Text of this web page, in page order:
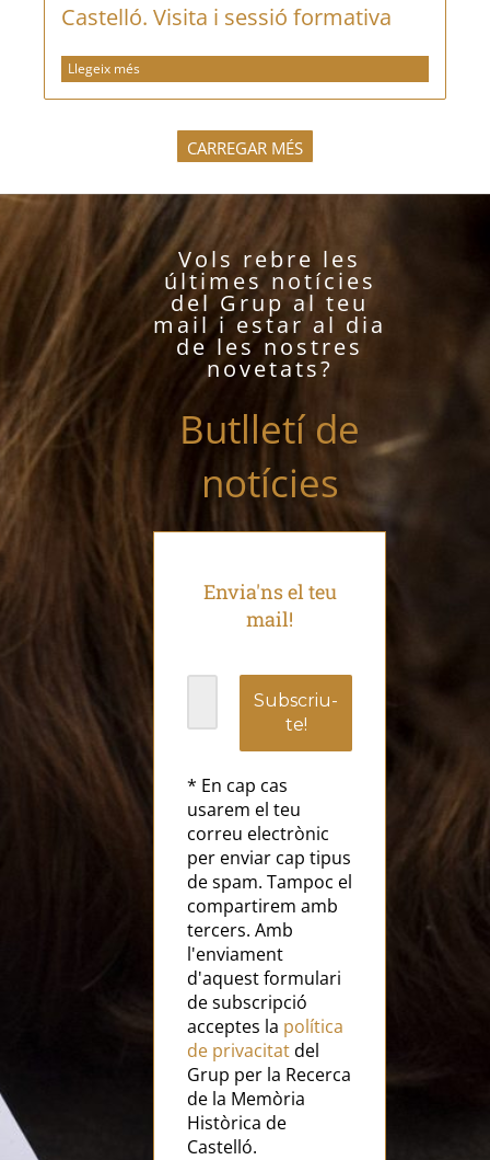
Castelló. Visita i sessió formativa
Llegeix més
CARREGAR MÉS
Vols rebre les
últimes notícies
del Grup al teu
mail i estar al dia
de les nostres
novetats?
Butlletí de
notícies
Envia'ns el teu
mail!
* En cap cas
usarem el teu
correu electrònic
per enviar cap tipus
de spam. Tampoc el
compartirem amb
tercers. Amb
l'enviament
d'aquest formulari
de subscripció
acceptes la política
de privacitatdel
Grup per la Recerca
de la Memòria
Històrica de
Castelló.